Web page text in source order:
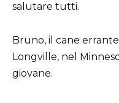
salutare tutti.
Bruno, il cane
Longville, nel
giovane.